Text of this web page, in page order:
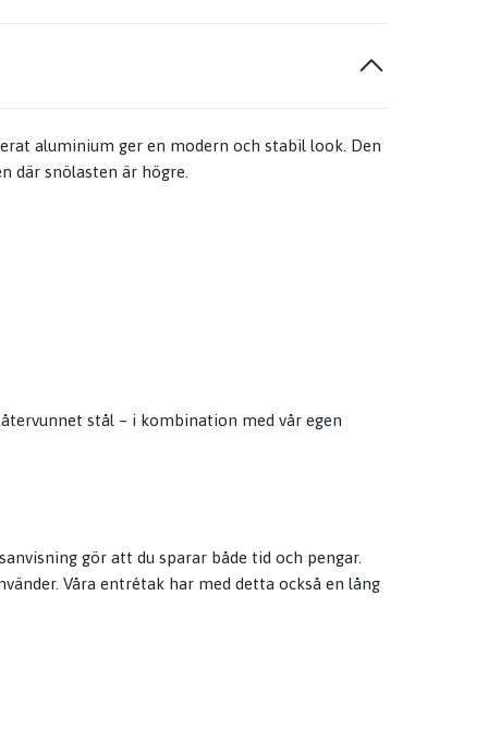
aluminium ger en modern och stabil look. Den
där snölasten är högre.
stål – i kombination med vår egen
gör att du sparar både tid och pengar.
Våra entrétak har med detta också en lång